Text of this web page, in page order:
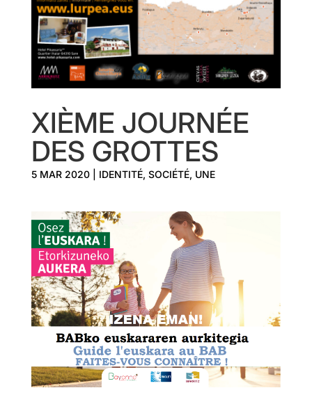
XIÈME JOURNÉE
DES GROTTES
5 MAR 2020| IDENTITÉ, SOCIÉTÉ, UNE